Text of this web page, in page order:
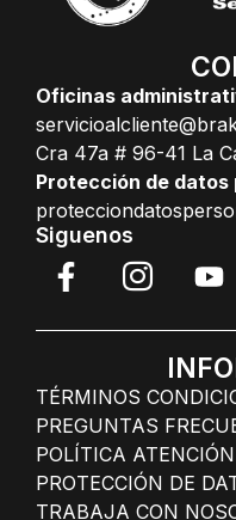
Oficinas
Cra 47a # 96-41 La
Protección de datos
Siguenos
TÉRMINOS
PREGUNTAS
POLÍTICA
PROTECCIÓN DE
TRABAJA CON